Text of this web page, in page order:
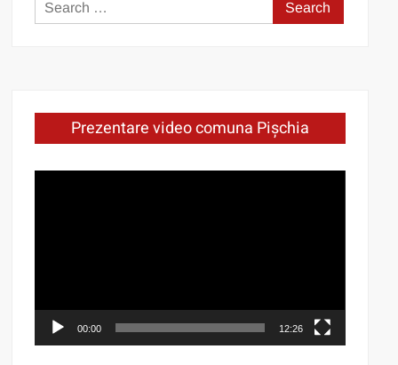
Search
for:
Prezentare video comuna Pișchia
00:00 12:26